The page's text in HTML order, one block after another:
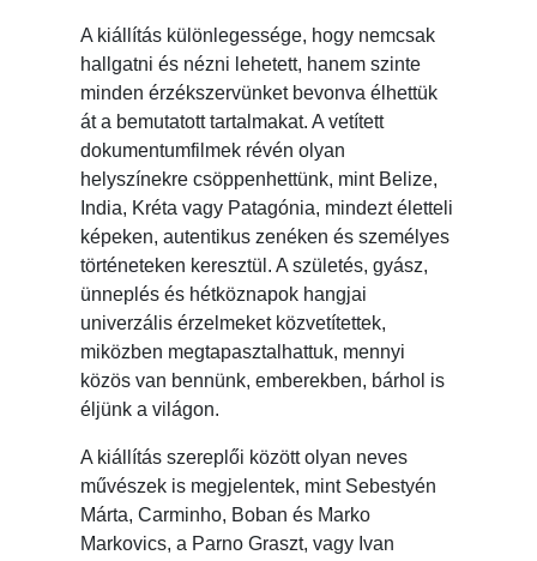
A kiállítás különlegessége, hogy nemcsak
hallgatni és nézni lehetett, hanem szinte
minden érzékszervünket bevonva élhettük
át a bemutatott tartalmakat. A vetített
dokumentumfilmek révén olyan
helyszínekre csöppenhettünk, mint Belize,
India, Kréta vagy Patagónia, mindezt életteli
képeken, autentikus zenéken és személyes
történeteken keresztül. A születés, gyász,
ünneplés és hétköznapok hangjai
univerzális érzelmeket közvetítettek,
miközben megtapasztalhattuk, mennyi
közös van bennünk, emberekben, bárhol is
éljünk a világon.
A kiállítás szereplői között olyan neves
művészek is megjelentek, mint Sebestyén
Márta, Carminho, Boban és Marko
Markovics, a Parno Graszt, vagy Ivan